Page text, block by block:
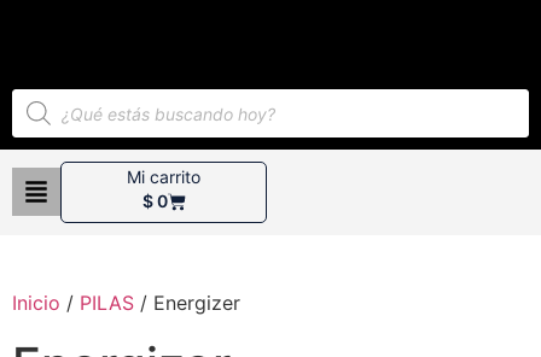
Mi carrito
$0
Inicio / PILAS / Energizer